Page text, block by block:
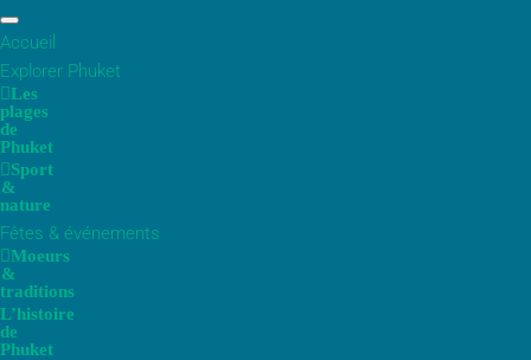
Accueil
Explorer Phuket
Les
plages
de
Phuket
Sport
&
nature
Fêtes & événements
Moeurs
&
traditions
L’histoire
de
Phuket